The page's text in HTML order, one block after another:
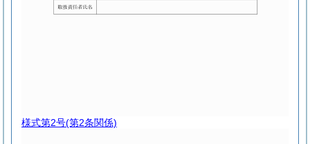
様式第2号(第2条関係)